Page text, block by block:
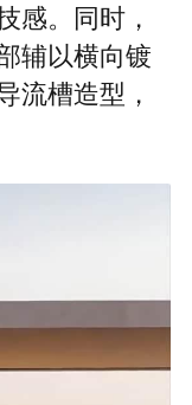
感。同时，
辅以横向镀
流槽造型，